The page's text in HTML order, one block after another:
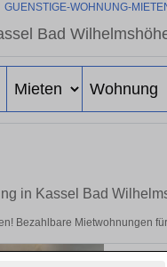
GUENSTIGE-WOHNUNG-
Bad
in Kassel Bad
Bezahlbare Mietwohnungen